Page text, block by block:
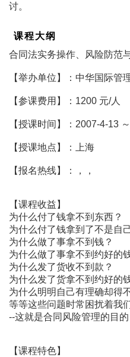
讨。
课程大纲
合同法实务操作、风险防范
【举办单位】：中华国际管
【参课费用】：1200 元/人
【授课时间】：2007-4-13
【授课地点】：上海
【报名热线】：，，
【课程收益】
为什么付了钱拿不到东西？
为什么付了钱拿到了不是自
为什么做了事拿不到钱？
为什么做了事拿不到约好的
为什么发了货收不到款？
为什么发了货拿不到约好的
为什么明明自己有理确却得
等等这些问题时常困扰着我
--这就是合同风险管理的目
【课程特色】